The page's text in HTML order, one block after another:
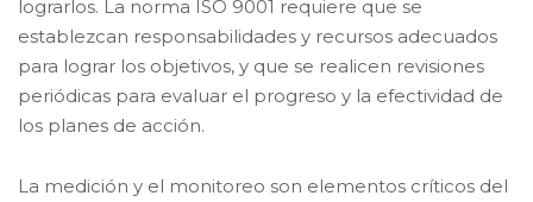
lograrlos. La norma ISO 9001 requiere que se
establezcan responsabilidades y recursos adecuados
para lograr los objetivos, y que se realicen revisiones
periódicas para evaluar el progreso y la efectividad de
los planes de acción.
La medición y el monitoreo son elementos críticos del